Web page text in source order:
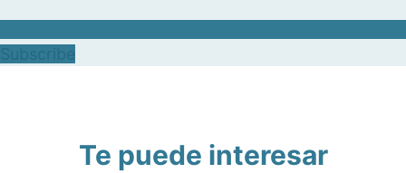
Te puede interesar